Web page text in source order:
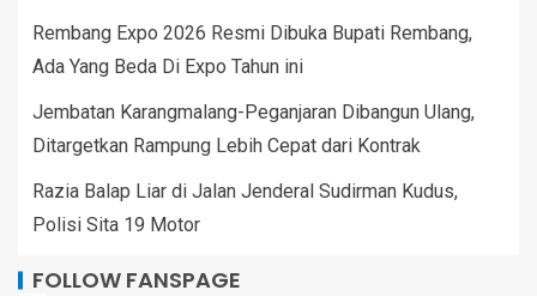
Rembang Expo 2026 Resmi Dibuka Bupati Rembang,
Ada Yang Beda Di Expo Tahun ini
Jembatan Karangmalang-Peganjaran Dibangun Ulang,
Ditargetkan Rampung Lebih Cepat dari Kontrak
Razia Balap Liar di Jalan Jenderal Sudirman Kudus,
Polisi Sita 19 Motor
FOLLOW FANSPAGE